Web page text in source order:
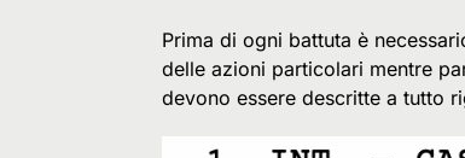
Prima di ogni battuta è
delle azioni particolari mentre
devono essere descritte a tutto